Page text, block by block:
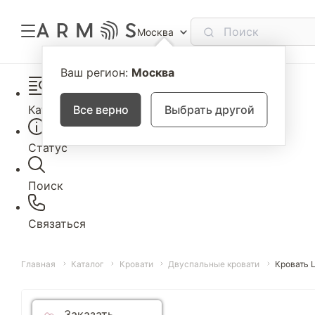
Москва
Ваш регион: Москва
Все верно Выбрать другой
Каталог
Статус
Поиск
Связаться
Главная Каталог Кровати Двуспальные кровати Кровать